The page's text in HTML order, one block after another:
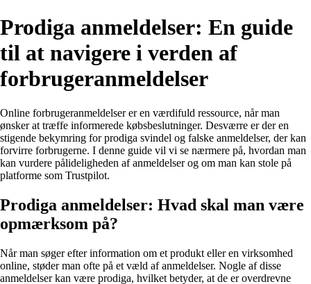
Prodiga anmeldelser: En guide
til at navigere i verden af
forbrugeranmeldelser
Online forbrugeranmeldelser er en værdifuld ressource, når man
ønsker at træffe informerede købsbeslutninger. Desværre er der en
stigende bekymring for prodiga svindel og falske anmeldelser, der kan
forvirre forbrugerne. I denne guide vil vi se nærmere på, hvordan man
kan vurdere pålideligheden af anmeldelser og om man kan stole på
platforme som Trustpilot.
Prodiga anmeldelser: Hvad skal man være
opmærksom på?
Når man søger efter information om et produkt eller en virksomhed
online, støder man ofte på et væld af anmeldelser. Nogle af disse
anmeldelser kan være prodiga, hvilket betyder, at de er overdrevne